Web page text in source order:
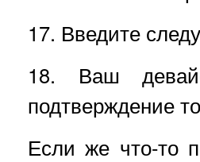
17. Введите
18. Ваш
подтверждение
Если же что-то